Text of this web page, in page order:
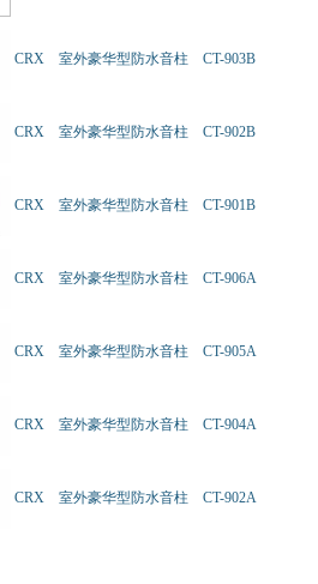
CRX 室外豪华型防水音柱 CT-903B
CRX 室外豪华型防水音柱 CT-902B
CRX 室外豪华型防水音柱 CT-901B
CRX 室外豪华型防水音柱 CT-906A
CRX 室外豪华型防水音柱 CT-905A
CRX 室外豪华型防水音柱 CT-904A
CRX 室外豪华型防水音柱 CT-902A